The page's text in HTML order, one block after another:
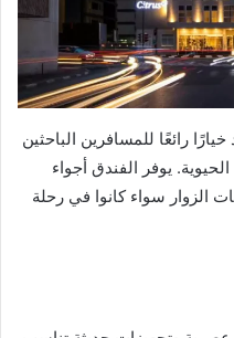
رائعًا للمسافرين الباحثين
يوفر الفندق أجواء
الزوار سواء كانوا في رحلة